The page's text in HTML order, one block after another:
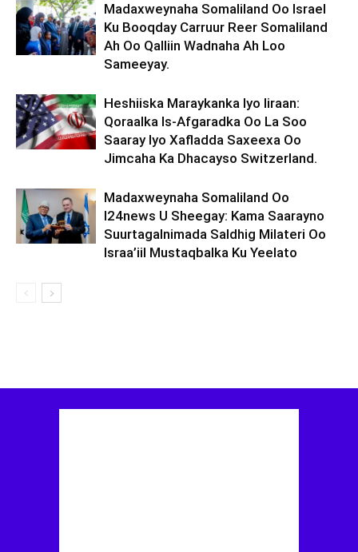
Madaxweynaha Somaliland Oo Israel
Ku Booqday Carruur Reer Somaliland
Ah Oo Qalliin Wadnaha Ah Loo
Sameeyay.
Heshiiska Maraykanka Iyo Iiraan:
Qoraalka Is-Afgaradka Oo La Soo
Saaray Iyo Xafladda Saxeexa Oo
Jimcaha Ka Dhacayso Switzerland.
Madaxweynaha Somaliland Oo
I24news U Sheegay: Kama Saarayno
Suurtagalnimada Saldhig Milateri Oo
Israa’iil Mustaqbalka Ku Yeelato